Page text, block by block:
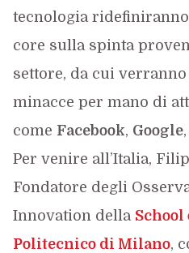
tecnologia
core sulla spinta
settore, da cui
minacce per mano di
come Facebook, Google,
Per venire all’Italia,
Fondatore degli
Innovation della
Politecnico di Milano,